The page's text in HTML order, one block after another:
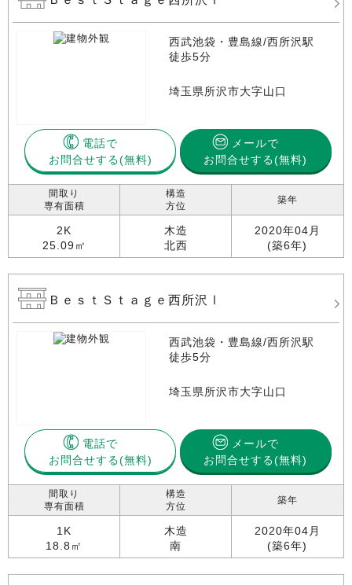
西武池袋・豊島線/西所沢駅
徒歩5分
埼玉県所沢市大字山口
電話で
お問合せする
メールで
お問合せする(無料)
間取り
専有面積
2K
25.09㎡
構造
方位
木造
北西
築年
2020年04月
(築6年)
ＢｅｓｔＳｔａｇｅ西所沢Ⅰ
西武池袋・豊島線/西所沢駅
徒歩5分
埼玉県所沢市大字山口
電話で
お問合せする
メールで
お問合せする(無料)
間取り
専有面積
1K
18.8㎡
構造
方位
木造
南
築年
2020年04月
(築6年)